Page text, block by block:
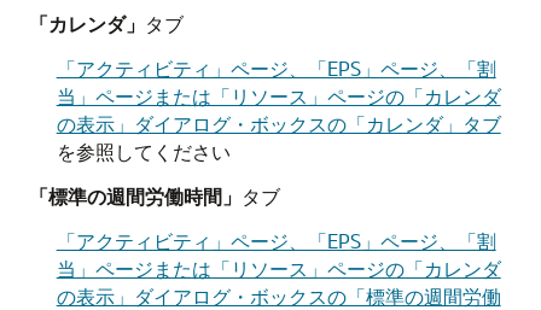
「カレンダ」 タブ
「アクティビティ」ページ、「EPS」ページ、「割
当」ページまたは「リソース」ページの「カレンダ
の表示」ダイアログ・ボックスの「カレンダ」タブ
を参照してください
「標準の週間労働時間」 タブ
「アクティビティ」ページ、「EPS」ページ、「割
当」ページまたは「リソース」ページの「カレンダ
の表示」ダイアログ・ボックスの「標準の週間労働